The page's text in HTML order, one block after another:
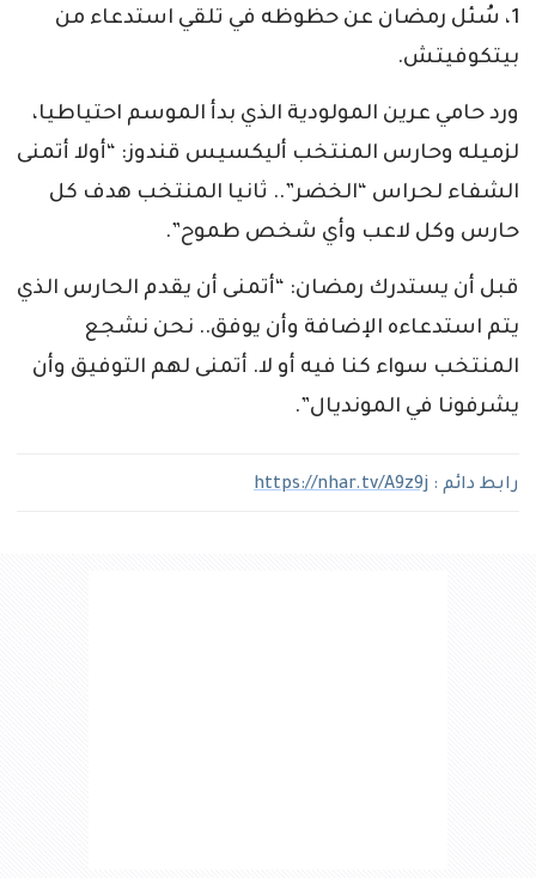
1، سُئل رمضان عن حظوظه في تلقي استدعاء من
بيتكوفيتش.
ورد حامي عرين المولودية الذي بدأ الموسم احتياطيا،
لزميله وحارس المنتخب أليكسيس قندوز: “أولا أتمنى
الشفاء لحراس “الخضر”.. ثانيا المنتخب هدف كل
حارس وكل لاعب وأي شخص طموح”.
قبل أن يستدرك رمضان: “أتمنى أن يقدم الحارس الذي
يتم استدعاءه الإضافة وأن يوفق.. نحن نشجع
المنتخب سواء كنا فيه أو لا. أتمنى لهم التوفيق وأن
يشرفونا في المونديال”.
رابط دائم : https://nhar.tv/A9z9j